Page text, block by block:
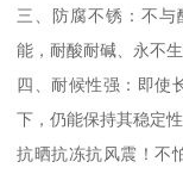
三、防腐不锈：不
能，耐酸耐碱、永不生
四、耐候性强：即使
下，仍能保持其稳定性
抗晒抗冻抗风震！不